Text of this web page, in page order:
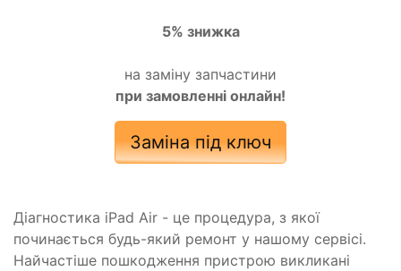
5% знижка
на заміну запчастини
при замовленні онлайн!
Заміна під ключ
Діагностика iPad Air - це процедура, з якої
починається будь-який ремонт у нашому сервісі.
Найчастіше пошкодження пристрою викликані